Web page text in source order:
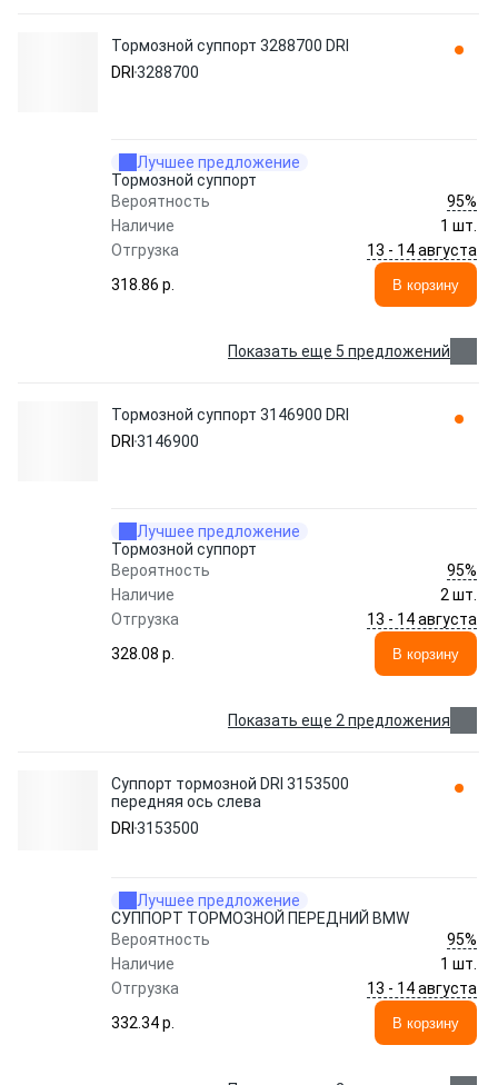
Тормозной суппорт 3288700 DRI
DRI 3288700
Лучшее предложение
Тормозной суппорт
Вероятность
95%
Наличие
1 шт.
Отгрузка
13 - 14 августа
318.86 p.
В корзину
Показать еще 5 предложений
Тормозной суппорт 3146900 DRI
DRI 3146900
Лучшее предложение
Тормозной суппорт
Вероятность
95%
Наличие
2 шт.
Отгрузка
13 - 14 августа
328.08 p.
В корзину
Показать еще 2 предложения
Суппорт тормозной DRI 3153500
передняя ось слева
DRI 3153500
Лучшее предложение
СУППОРТ ТОРМОЗНОЙ ПЕРЕДНИЙ BMW
Вероятность
95%
Наличие
1 шт.
Отгрузка
13 - 14 августа
332.34 p.
В корзину